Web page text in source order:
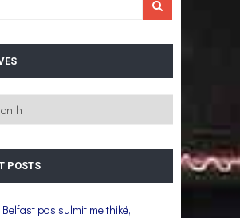
POSTS
pas sulmit me thikë,